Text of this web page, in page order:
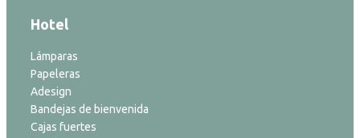
Hotel
Lámparas
Papeleras
Adesign
Bandejas de bienvenida
Cajas fuertes